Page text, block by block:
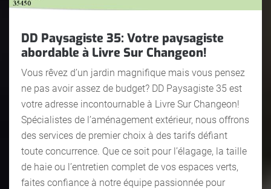
DD Paysagiste 35: Votre paysagiste
abordable à Livre Sur Changeon!
Vous rêvez d’un jardin magnifique mais vous pensez
ne pas avoir assez de budget? DD Paysagiste 35 est
votre adresse incontournable à Livre Sur Changeon!
Spécialistes de l’aménagement extérieur, nous offrons
des services de premier choix à des tarifs défiant
toute concurrence. Que ce soit pour l’élagage, la taille
de haie ou l’entretien complet de vos espaces verts,
faites confiance à notre équipe passionnée pour